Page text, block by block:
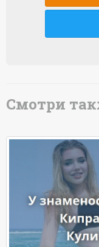
Смотри